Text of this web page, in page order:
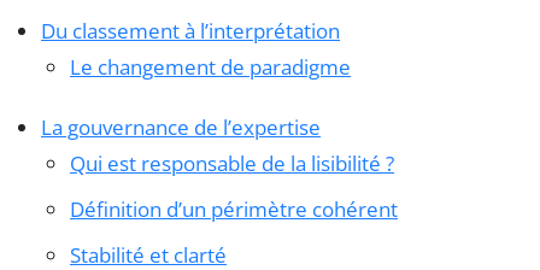
Du classement à l’interprétation
Le changement de paradigme
La gouvernance de l’expertise
Qui est responsable de la lisibilité ?
Définition d’un périmètre cohérent
Stabilité et clarté